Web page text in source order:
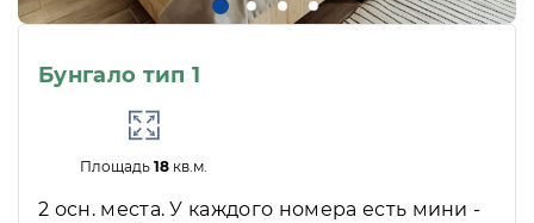
Бунгало тип 1
Площадь18 кв.м.
2 осн. места. У каждого номера есть мини -